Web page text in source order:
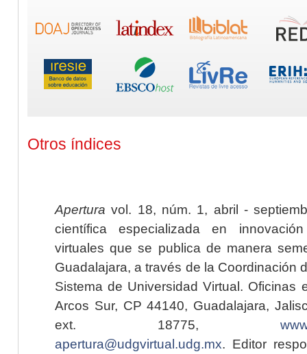
Otros índices
Apertura vol. 18, núm. 1, abril -
científica especializada en
virtuales que se publica de manera
Guadalajara, a través de la Coordinación
Sistema de Universidad Virtual. Oficinas
Arcos Sur, CP 44140, Guadalajara,
ext. 18775,
apertura@udgvirtual.udg.mx. Editor